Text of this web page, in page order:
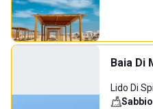
Baia Di
Lido Di